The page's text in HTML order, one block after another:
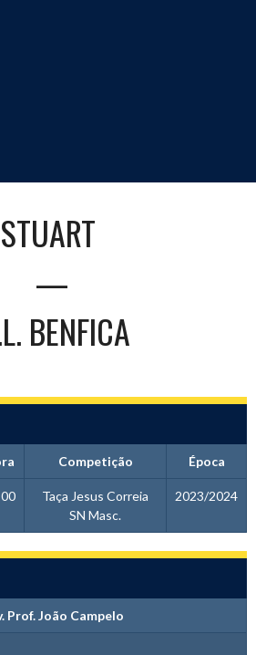
STUART
—
BENFICA
Competição Época
Taça Jesus Correia
SN Masc.
2023/2024
Prof. João Campelo